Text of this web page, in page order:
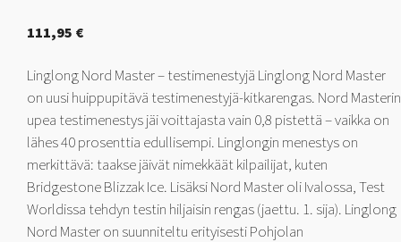
111,95 €
Linglong Nord Master – testimenestyjä Linglong Nord Master
on uusi huippupitävä testimenestyjä-kitkarengas. Nord Masterin
upea testimenestys jäi voittajasta vain 0,8 pistettä – vaikka on
lähes 40 prosenttia edullisempi. Linglongin menestys on
merkittävä: taakse jäivät nimekkäät kilpailijat, kuten
Bridgestone Blizzak Ice. Lisäksi Nord Master oli Ivalossa, Test
Worldissa tehdyn testin hiljaisin rengas (jaettu. 1. sija). Linglong
Nord Master on suunniteltu erityisesti Pohjolan